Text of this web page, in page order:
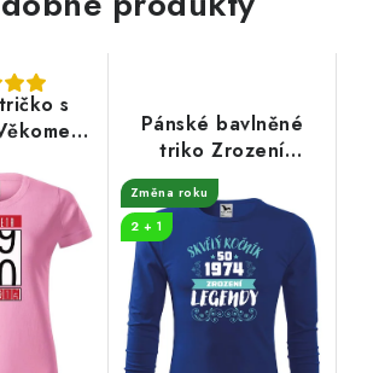
s
Pánské bavlněné
triko Zrození
legendy
Změna roku
2 + 1